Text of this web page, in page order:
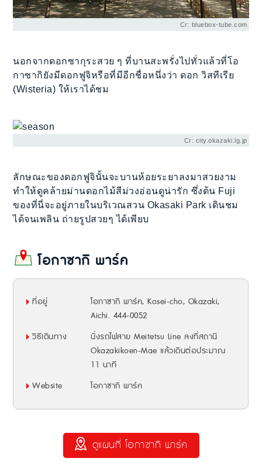
Cr: bluebox-tube.com
นอกจากดอกซากุระสวย ๆ ที่บานสะพรั่งไปทั่วแล้วที่โอ
กาซากิยังมีดอกฟูจิหรือที่มีอีกชื่อหนึ่งว่า ดอก วิสทีเรีย
(Wisteria) ให้เราได้ชม
Cr: city.okazaki.lg.jp
ลักษณะของดอกฟูจินั้นจะบานห้อยระยาลงมาสวยงาม
ทำให้ดูคล้ายม่านดอกไม้สีม่วงอ่อนดูน่ารัก ซึ่งต้น Fuji
ของที่นี่จะอยู่ภายในบริเวณสวน Okasaki Park เดินชม
ได้จนเพลิน ถ่ายรูปสวยๆ ได้เพียบ
โอกาซากิ พาร์ค
ที่อยู่
โอกาซากิ พาร์ค, Kosei-cho, Okazaki,
Aichi. 444-0052
วิธีเดินทาง
นั่งรถไฟสาย Meitetsu Line ลงที่สถานี
Okazakikoen-Mae แล้วเดินต่อประมาณ
11 นาที
Website
โอกาซากิ พาร์ค
ดูแผนที่ โอกาซากิ พาร์ค